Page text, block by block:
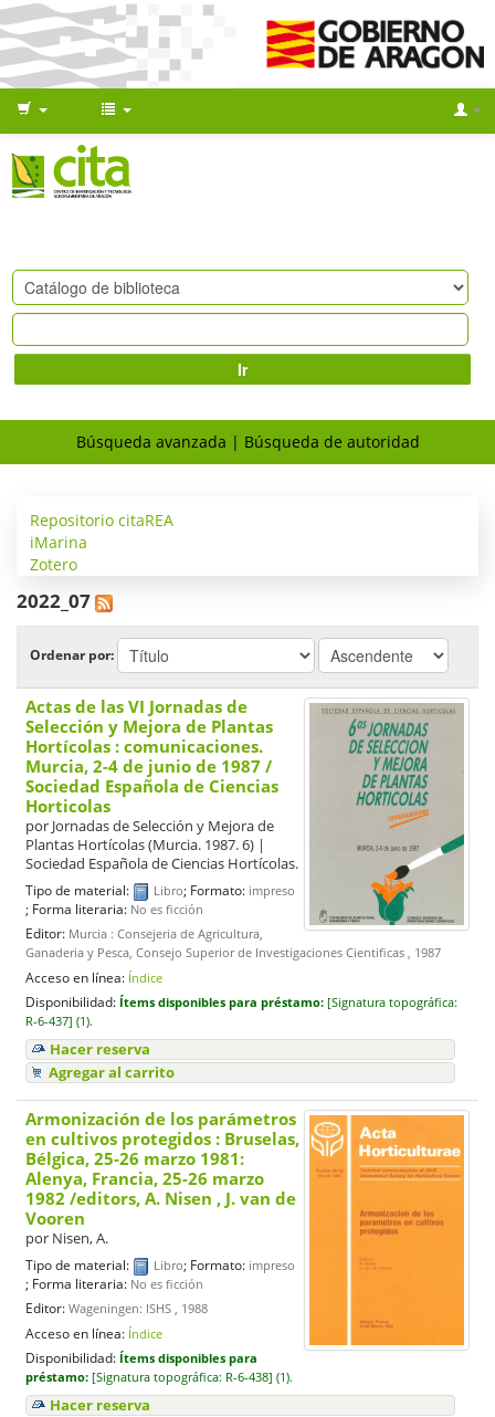
Ir
Búsqueda avanzada Búsqueda de autoridad
Repositorio citaREA
iMarina
Zotero
2022_07
Ordenar por:
Actas de las VI Jornadas de
Selección y Mejora de Plantas
Hortícolas : comunicaciones.
Murcia, 2-4 de junio de 1987 /
Sociedad Española de Ciencias
Horticolas
por Jornadas de Selección y Mejora de
Plantas Hortícolas(Murcia. 1987. 6) |
Sociedad Española de Ciencias Hortícolas.
Tipo de material: Libro; Formato: impreso
; Forma literaria: No es ficción
Editor: Murcia : Consejeria de Agricultura,
Ganaderia y Pesca, Consejo Superior de Investigaciones Cientificas , 1987
Acceso en línea: Índice
Disponibilidad: Ítems disponibles para préstamo: [Signatura topográfica:
R-6-437] (1).
Hacer reserva
Agregar al carrito
Armonización de los parámetros
en cultivos protegidos : Bruselas,
Bélgica, 25-26 marzo 1981:
Alenya, Francia, 25-26 marzo
1982 /editors, A. Nisen , J. van de
Vooren
por Nisen, A.
Tipo de material: Libro; Formato: impreso
; Forma literaria: No es ficción
Editor: Wageningen: ISHS , 1988
Acceso en línea: Índice
Disponibilidad: Ítems disponibles para
préstamo: [Signatura topográfica: R-6-438] (1).
Hacer reserva